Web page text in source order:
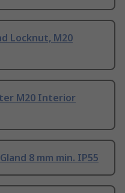
Locknut, M20
M20 Interior
8 mm min. IP55